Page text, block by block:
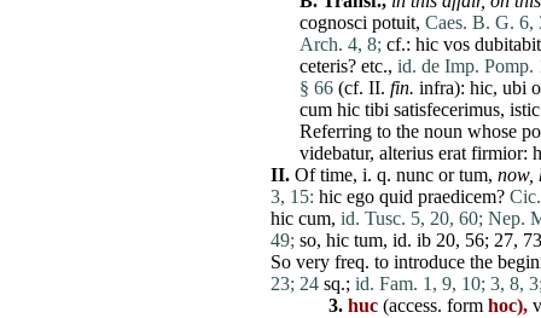
cognosci potuit, Caes. B. G. 6,
Arch. 4, 8; cf.: hic vos
ceteris? etc., id. de Imp. Pomp.
§ 66 (cf. II. fin. infra): hic, ubi
cum hic tibi satisfecerimus, istic
Referring to the noun whose
videbatur, alterius erat firmior:
II. Oftime, i. q. nunc ortum, now,
3, 15: hic ego quid praedicem?
hic cum, id. Tusc. 5, 20, 60; Nep.
49; so, hic tum, id. ib 20, 56; 27,
So very freq. to introduce the
23; 24 sq.; id. Fam. 1, 9, 10; 3, 8,
3. huc (access. form hoc),